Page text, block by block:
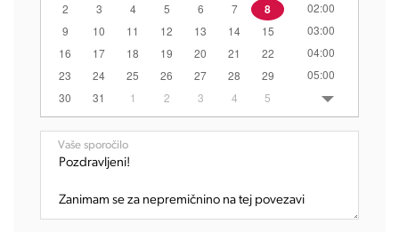
2
3 4 5 6 7 8
9 10 11 12 13 14
15
16
17 18 19 20 21
22
23
24 25 26 27 28
29
30
31 1 2 3 4 5
02:00
03:00
04:00
05:00
06:00
07:00
Vaše sporočilo